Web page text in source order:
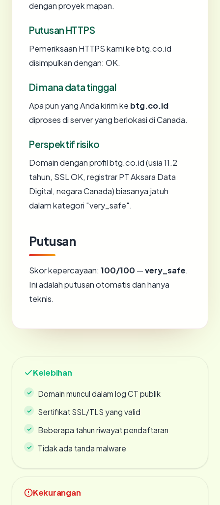
dengan proyek mapan.
Putusan HTTPS
Pemeriksaan HTTPS kami ke btg.co.id
disimpulkan dengan: OK.
Di mana data tinggal
Apa pun yang Anda kirim ke btg.co.id
diproses di server yang berlokasi di Canada.
Perspektif risiko
Domain dengan profil btg.co.id (usia 11.2
tahun, SSL OK, registrar PT Aksara Data
Digital, negara Canada) biasanya jatuh
dalam kategori "very_safe".
Putusan
Skor kepercayaan: 100/100 —very_safe.
Ini adalah putusan otomatis dan hanya
teknis.
Kelebihan
Domain muncul dalam log CT publik
Sertifikat SSL/TLS yang valid
Beberapa tahun riwayat pendaftaran
Tidak ada tanda malware
Kekurangan